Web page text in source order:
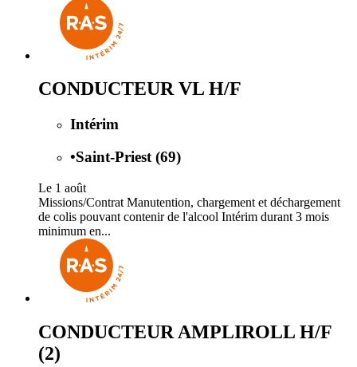
CONDUCTEUR VL H/F
Intérim
•Saint-Priest (69)
Le 1 août
Missions/Contrat Manutention, chargement et déchargement
de colis pouvant contenir de l'alcool Intérim durant 3 mois
minimum en...
CONDUCTEUR AMPLIROLL H/F
(2)